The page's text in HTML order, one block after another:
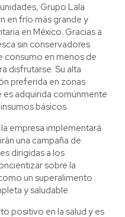
Grupo Lala
en frío más grande y
en México. Gracias a
sin conservadores
consumo en menos de
disfrutarse. Su alta
preferida en zonas
es adquirida comúnmente
básicos.
empresa implementará
una campaña de
dirigidas a los
sobre la
un superalimento
y saludable.
positivo en la salud y es